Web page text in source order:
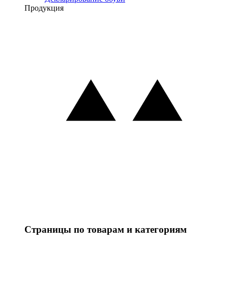
Продукция
Страницы по товарам и категориям